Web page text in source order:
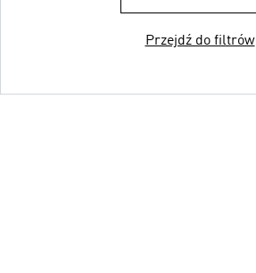
Przejdź do filtrów